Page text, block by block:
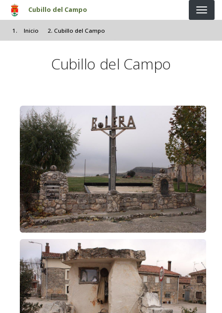
Pasar al contenido principal
Cubillo del Campo
Inicio Cubillo del Campo
Cubillo del Campo